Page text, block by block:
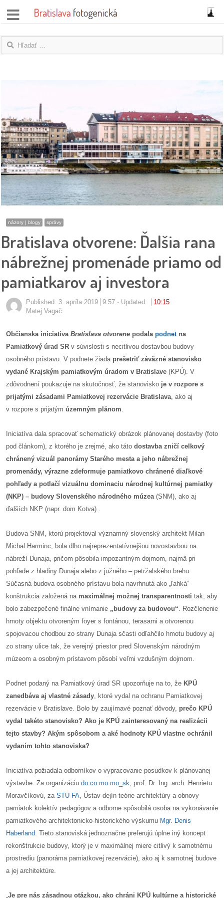
správy
rozhovory
fotky
protesty
granty
kalendár
zákony
mestské
kauzy
konania
stavebné
konania
pripomienkové
konania
dobrá
prax
práca
odkazy
petície
z
médií
výstavy
o
nás
podpora
podporte
nás
podporili
nás
autorské
zázemie
nás
názory | blogy správy
Bratislava otvorene: Ďalšia rana
nábrežnej promenáde priamo od
pamiatkarov aj investora
Published: 3. apríla 2019 9:57 Updated:
10:15
Matej Vagač
Občianska iniciatíva Bratislava otvorene podala podnet na
Pamiatkový úrad SR v súvislosti s necitlivou dostavbou budovy
osobného prístavu. V podnete žiada prešetriť záväzné stanovisko
vydané Krajským pamiatkovým úradom v Bratislave (KPÚ). V
zdôvodnení poukazuje na skutočnosť, že stanovisko je v rozpore s
prijatými zásadami Pamiatkovej rezervácie Bratislava , ako aj
v rozpore s prijatým územným plánom
Iniciatíva dala spracovať schematický obrázok plánovanej dostavby (foto
pod článkom), z ktorého je zrejmé, ako táto dostavba zničí celkový
chránený vizuál panorámy Starého mesta a jeho nábrežnej
promenády, výrazne zdeformuje pamiatkovo chránené diaľkové
pohľady a potlačí vizuálnu dominaciu národnej kultúrnej pamiatky
(NKP) – budovy Slovenského národného múzea (SNM), ako aj
ďalších NKP (napr. dom Kotva) .
Budova SNM, ktorú projektoval významný slovenský architekt Milan
Michal Harminc, bola dlho najreprezentatívnejšou novostavbou na
nábreží Dunaja, pričom pôsobila impozantným dojmom, najmä pri
pohľade z hladiny Dunaja alebo z južného – petržalského brehu.
Súčasná budova osobného prístavu bola navrhnutá ako „ľahká“
konštrukcia založená na maximálnej možnej transparentnosti tak, aby
bolo zabezpečené finálne vnímanie „budovy za budovou“ . Rozčlenenie
hmoty objektu otvoreným foyer s fontánou, terasami a otvorenou
spojovacou chodbou zo strany Dunaja sčasti odľahčilo hmotu budovy aj
zo strany ulice tak, že verejný priestor pred Slovenským národným
múzeom a osobným prístavom pôsobí veľmi vzdušným dojmom.
Podnet podaný na Pamiatkový úrad SR upozorňuje na to, že KPÚ
zanedbáva aj vlastné zásady , ktoré vydal na ochranu Pamiatkovej
rezervácie v Bratislave. Bolo by zaujímavé poznať dôvody, prečo KPÚ
vydal takéto stanovisko? Ako je KPÚ zainteresovaný na realizácii
tejto stavby? Akým spôsobom a aké hodnoty KPÚ vlastne ochránil
vydaním tohto stanoviska?
Iniciatíva požiadala odborníkov o vypracovanie posudkov k plánovanej
výstavbe. Za organizáciu do.co.mo.mo_sk , prof. Dr. Ing. arch. Henrietu
Moravčíkovú, za STU FA , Ústav dejín teórie architektúry a obnovy
pamiatok kolektív pedagógov a odborne spôsobilá osoba na vykonávanie
pamiatkového architektonicko-historického výskumu Mgr. Denis
Haberland . Tieto stanoviská jednoznačne preferujú úplne iný koncept
rekonštrukcie budovy, ktorý je v maximálnej miere citlivý k samotnému
prostrediu (panoráma pamiatkovej rezervácie), ako aj k samotnej budove
a jej architektúre.
Je pre nás zásadnou otázkou, ako chráni KPÚ kultúrne a historické